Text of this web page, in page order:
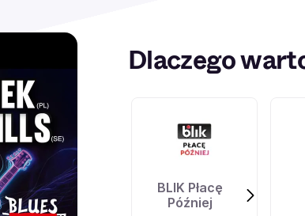
Dlaczego
BLIK Płacę
Później